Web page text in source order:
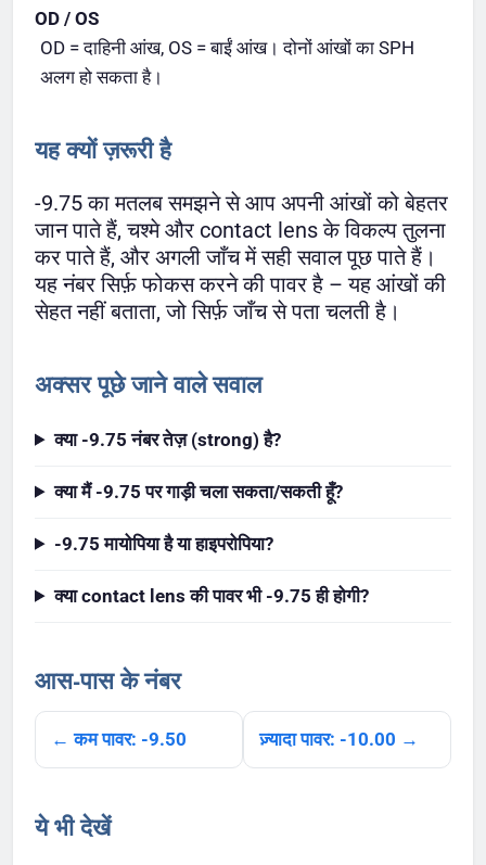
OD / OS
OD = दाहिनी आंख, OS = बाईं आंख। दोनों आंखों का SPH
अलग हो सकता है।
यह क्यों ज़रूरी है
-9.75 का मतलब समझने से आप अपनी आंखों को बेहतर
जान पाते हैं, चश्मे और contact lens के विकल्प तुलना
कर पाते हैं, और अगली जाँच में सही सवाल पूछ पाते हैं।
यह नंबर सिर्फ़ फोकस करने की पावर है – यह आंखों की
सेहत नहीं बताता, जो सिर्फ़ जाँच से पता चलती है।
अक्सर पूछे जाने वाले सवाल
क्या -9.75 नंबर तेज़ (strong) है?
क्या मैं -9.75 पर गाड़ी चला सकता/सकती हूँ?
-9.75 मायोपिया है या हाइपरोपिया?
क्या contact lens की पावर भी -9.75 ही होगी?
आस-पास के नंबर
← कम पावर: -9.50 ज़्यादा पावर: -10.00 →
ये भी देखें